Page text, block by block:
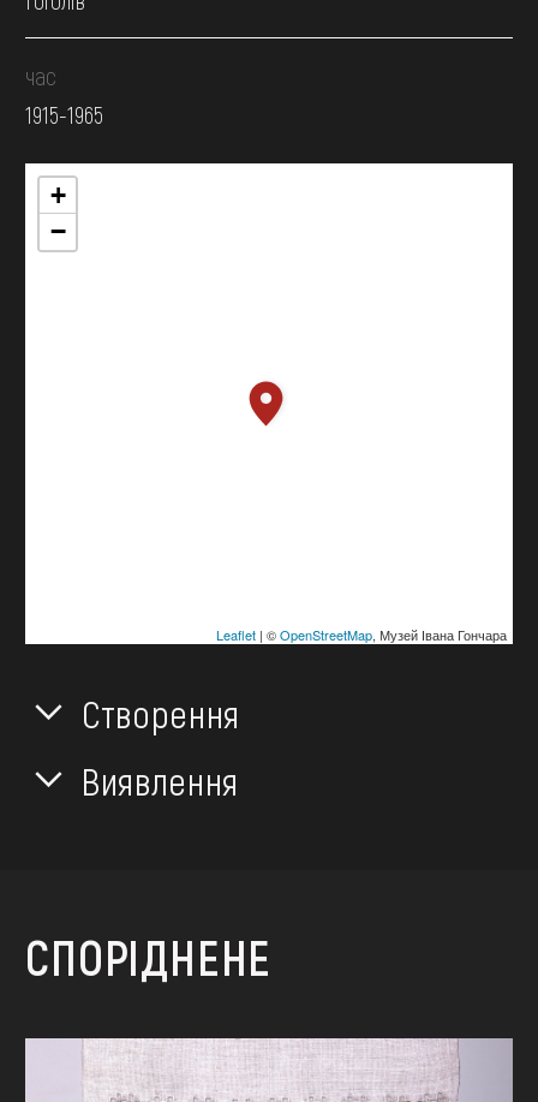
час
1915-1965
+
−
Leaflet| ©OpenStreetMap, Музей Івана Гончара
Створення
Виявлення
СПОРІДНЕНЕ